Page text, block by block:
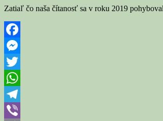
Zatiaľ čo naša čítanosť sa v roku 2019
Facebook
Messenger
Twitter
WhatsApp
Telegram